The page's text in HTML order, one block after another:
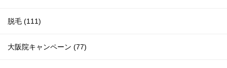
脱毛 (111)
大阪院キャンペーン (77)